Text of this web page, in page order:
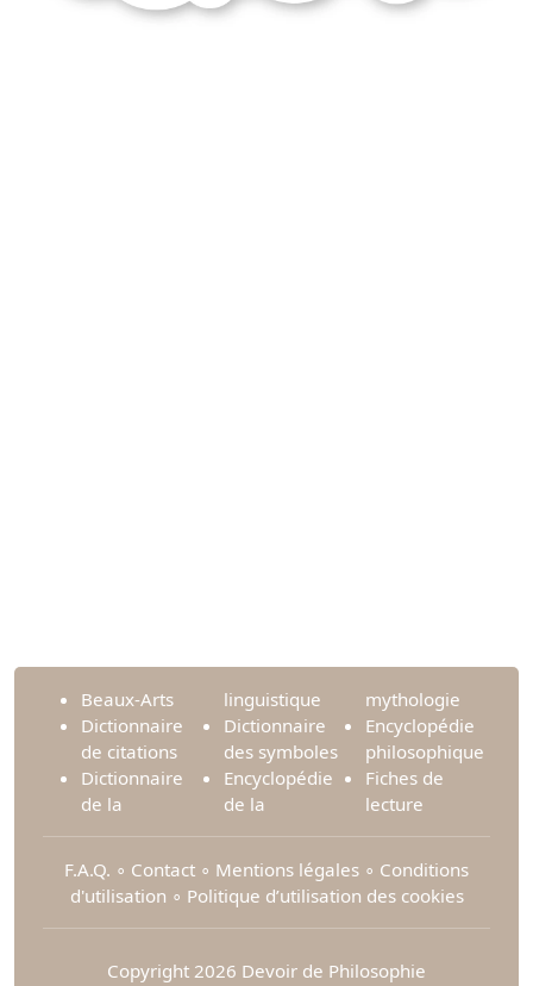
Beaux-Arts
Dictionnaire
de citations
Dictionnaire
de la
linguistique
Dictionnaire
des symboles
Encyclopédie
de la
mythologie
Encyclopédie
philosophique
Fiches de
lecture
F.A.Q. ∘ Contact ∘ Mentions légales ∘ Conditions
d'utilisation ∘ Politique d’utilisation des cookies
Copyright 2026 Devoir de Philosophie